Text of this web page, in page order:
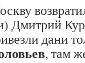
Дмитрий
дани
, там